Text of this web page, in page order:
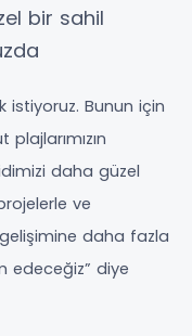
bir sahil
istiyoruz. Bunun için
daha güzel
ve
daha fazla
edeceğiz” diye